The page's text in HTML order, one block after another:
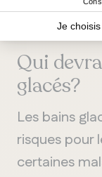
its.
Qui
glacés?
Les bains
risques pour
certaines